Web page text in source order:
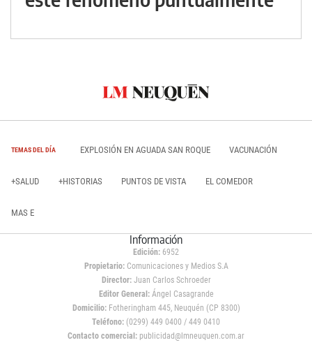
TEMAS DEL DÍA EXPLOSIÓN EN AGUADA SAN ROQUE VACUNACIÓN
+SALUD +HISTORIAS PUNTOS DE VISTA EL COMEDOR
MAS E
Información
Edición: 6952
Propietario:Comunicaciones y Medios S.A
Director: Juan Carlos Schroeder
Editor General:Ángel Casagrande
Domicilio:Fotheringham 445, Neuquén (CP 8300)
Teléfono: (0299) 449 0400 / 449 0410
Contacto comercial: publicidad@lmneuquen.com.ar